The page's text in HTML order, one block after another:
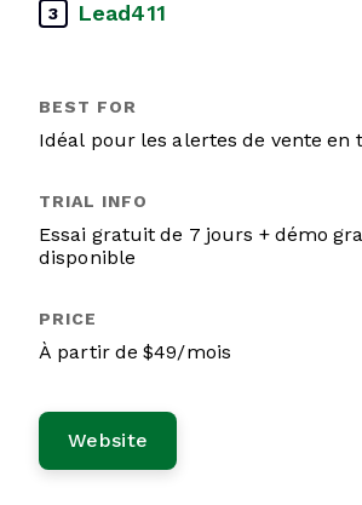
3 Lead411
Idéal pour les alertes de vente en
Essai gratuit de 7 jours + démo
disponible
À partir de $49/mois
Website